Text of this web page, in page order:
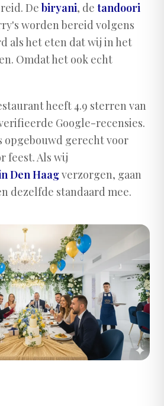
De biryani, de tandoori
worden bereid volgens
als het eten dat wij in het
Omdat het ook echt
heeft 4.9 sterren van
Google-recensies.
opgebouwd gerecht voor
feest. Als wij
Den Haagverzorgen, gaan
dezelfde standaard mee.